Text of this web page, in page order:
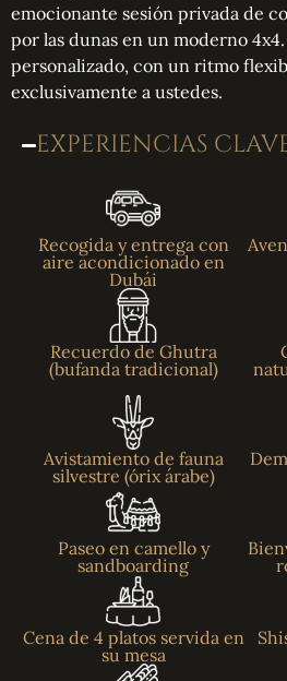
emocionante sesión privada de
por las dunas en un moderno
personalizado, con un ritmo
exclusivamente a ustedes.
EXPERIENCIAS
Recogida y entrega con
aire acondicionado en
Dubái
Recuerdo de Ghutra
(bufanda tradicional)
Avistamiento de fauna
silvestre (órix árabe)
Paseo en camello y
sandboarding
Cena de 4 platos servida en
su mesa